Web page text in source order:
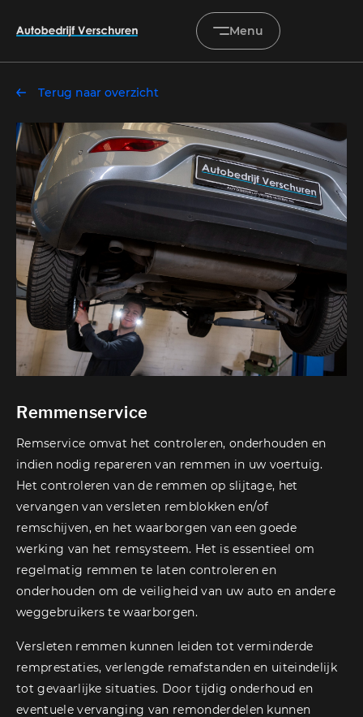
Menu
Occasions
Diensten
Onderhoud & service
Verkocht
Over ons
Contact
Terug naar overzicht
Remmenservice
Remservice omvat het controleren, onderhouden en
indien nodig repareren van remmen in uw voertuig.
Het controleren van de remmen op slijtage, het
vervangen van versleten remblokken en/of
remschijven, en het waarborgen van een goede
werking van het remsysteem. Het is essentieel om
regelmatig remmen te laten controleren en
onderhouden om de veiligheid van uw auto en andere
weggebruikers te waarborgen.
Versleten remmen kunnen leiden tot verminderde
remprestaties, verlengde remafstanden en uiteindelijk
tot gevaarlijke situaties. Door tijdig onderhoud en
eventuele vervanging van remonderdelen kunnen